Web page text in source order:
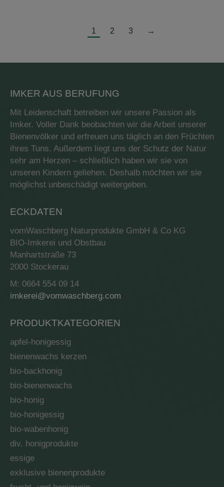
1 2 3 →
IMKER AUS BERUFUNG
Mit Leidenschaft betreiben wir unsere Passion als
Imker. Voller Dank beobachten wir die Arbeit unserer
Bienenvölker und erfreuen uns täglich an den Früchten
ihres Tuns. Außerdem liegt uns der Schutz der Natur
sehr am Herzen – schließlich haben wir sie von
unseren Kindern geliehen. Deshalb möchten wir sie
möglichst unbeschädigt weitergeben.
ECKDATEN
vomWaschberg Naturprodukte GmbH & Co KG
BIO-Imkerei und Obstbau
Manhartstraße 73
2000 Stockerau
M: 0664 554 09 14
imkerei@vomwaschberg.com
PRODUKTKATEGORIEN
apfel-honigessig
bienenwachs kerzen
bio-backhonig
bio-bienenwachs
bio-honig
bio-honigessig
bio-wabenhonig
div. honigprodukte
essige
exklusive bienenprodukte